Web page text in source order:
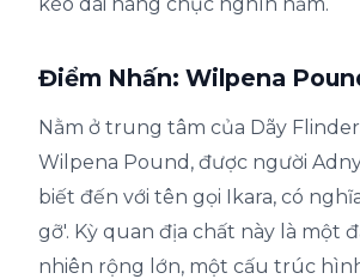
Điểm Nhấn: Wilpena
Nằm ở trung tâm của Dãy
Wilpena Pound, được người
biết đến với tên gọi Ikara, có
gỡ'. Kỳ quan địa chất này là một
nhiên rộng lớn, một cấu trúc